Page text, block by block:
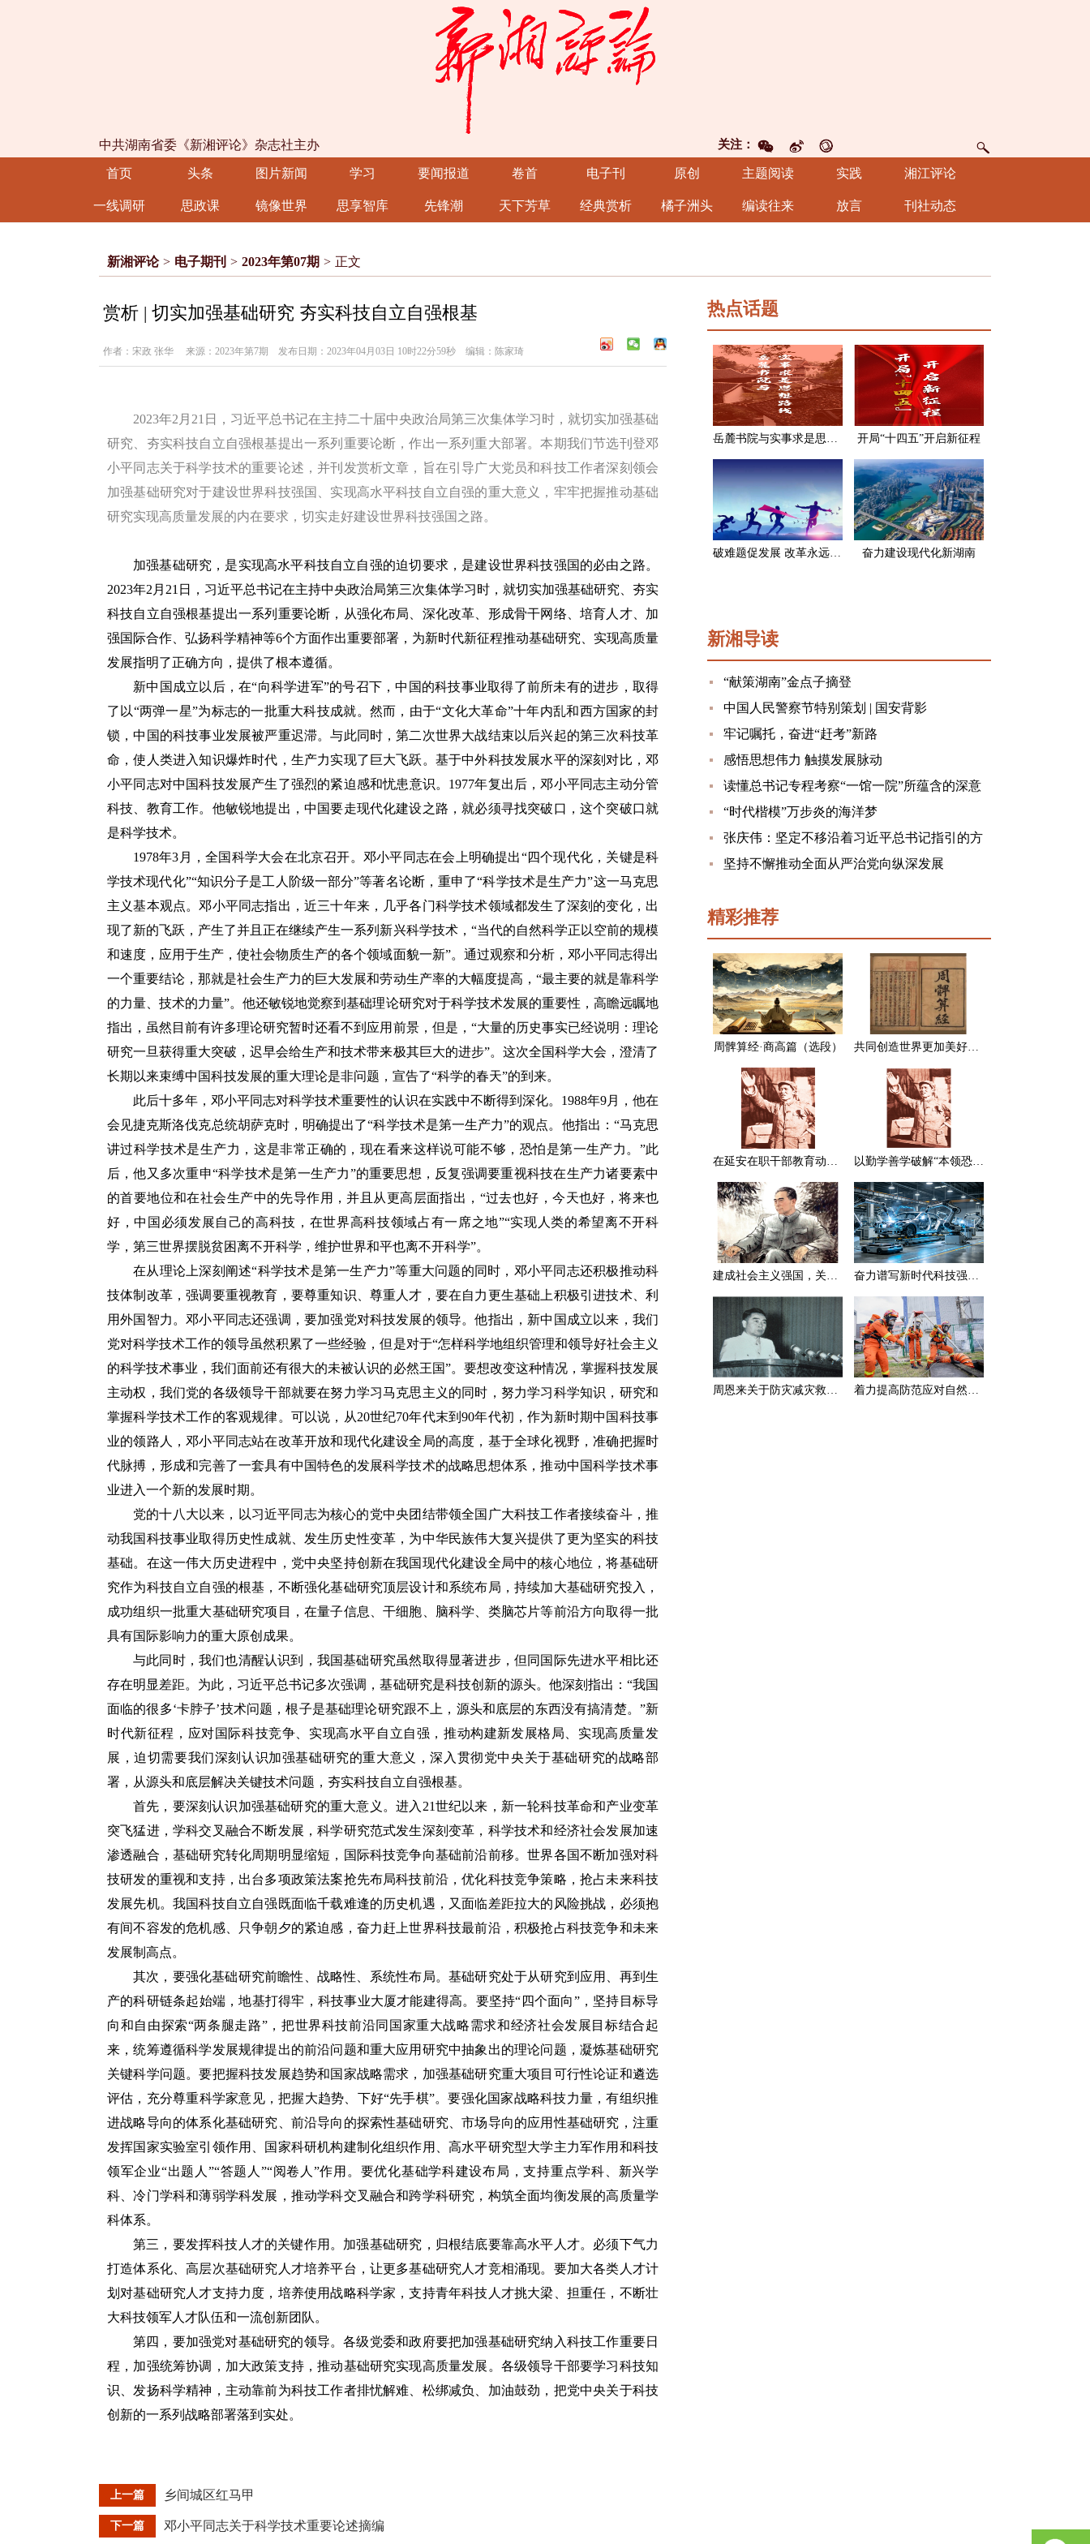
关注：
中共湖南省委《新湘评论》杂志社主办
首页 头条 图片新闻 学习 要闻报道 卷首 电子刊 原创 主题阅读 实践 湘江评论
一线调研 思政课 镜像世界 思享智库 先锋潮 天下芳草 经典赏析 橘子洲头 编读往来 放言 刊社动态
新湘评论 > 电子期刊 > 2023年第07期 > 正文
赏析 | 切实加强基础研究 夯实科技自立自强根基
作者：宋政 张华 来源：2023年第7期 发布日期：2023年04月03日 10时22分59秒 编辑：陈家琦
2023年2月21日，习近平总书记在主持二十届中央政治局第三次集体学习时，就切实加强基础
研究、夯实科技自立自强根基提出一系列重要论断，作出一系列重大部署。本期我们节选刊登邓
小平同志关于科学技术的重要论述，并刊发赏析文章，旨在引导广大党员和科技工作者深刻领会
加强基础研究对于建设世界科技强国、实现高水平科技自立自强的重大意义，牢牢把握推动基础
研究实现高质量发展的内在要求，切实走好建设世界科技强国之路。
加强基础研究，是实现高水平科技自立自强的迫切要求，是建设世界科技强国的必由之路。
2023年2月21日，习近平总书记在主持中央政治局第三次集体学习时，就切实加强基础研究、夯实
科技自立自强根基提出一系列重要论断，从强化布局、深化改革、形成骨干网络、培育人才、加
强国际合作、弘扬科学精神等6个方面作出重要部署，为新时代新征程推动基础研究、实现高质量
发展指明了正确方向，提供了根本遵循。
新中国成立以后，在“向科学进军”的号召下，中国的科技事业取得了前所未有的进步，取得
了以“两弹一星”为标志的一批重大科技成就。然而，由于“文化大革命”十年内乱和西方国家的封
锁，中国的科技事业发展被严重迟滞。与此同时，第二次世界大战结束以后兴起的第三次科技革
命，使人类进入知识爆炸时代，生产力实现了巨大飞跃。基于中外科技发展水平的深刻对比，邓
小平同志对中国科技发展产生了强烈的紧迫感和忧患意识。1977年复出后，邓小平同志主动分管
科技、教育工作。他敏锐地提出，中国要走现代化建设之路，就必须寻找突破口，这个突破口就
是科学技术。
1978年3月，全国科学大会在北京召开。邓小平同志在会上明确提出“四个现代化，关键是科
学技术现代化”“知识分子是工人阶级一部分”等著名论断，重申了“科学技术是生产力”这一马克思
主义基本观点。邓小平同志指出，近三十年来，几乎各门科学技术领域都发生了深刻的变化，出
现了新的飞跃，产生了并且正在继续产生一系列新兴科学技术，“当代的自然科学正以空前的规模
和速度，应用于生产，使社会物质生产的各个领域面貌一新”。通过观察和分析，邓小平同志得出
一个重要结论，那就是社会生产力的巨大发展和劳动生产率的大幅度提高，“最主要的就是靠科学
的力量、技术的力量”。他还敏锐地觉察到基础理论研究对于科学技术发展的重要性，高瞻远瞩地
指出，虽然目前有许多理论研究暂时还看不到应用前景，但是，“大量的历史事实已经说明：理论
研究一旦获得重大突破，迟早会给生产和技术带来极其巨大的进步”。这次全国科学大会，澄清了
长期以来束缚中国科技发展的重大理论是非问题，宣告了“科学的春天”的到来。
此后十多年，邓小平同志对科学技术重要性的认识在实践中不断得到深化。1988年9月，他在
会见捷克斯洛伐克总统胡萨克时，明确提出了“科学技术是第一生产力”的观点。他指出：“马克思
讲过科学技术是生产力，这是非常正确的，现在看来这样说可能不够，恐怕是第一生产力。”此
后，他又多次重申“科学技术是第一生产力”的重要思想，反复强调要重视科技在生产力诸要素中
的首要地位和在社会生产中的先导作用，并且从更高层面指出，“过去也好，今天也好，将来也
好，中国必须发展自己的高科技，在世界高科技领域占有一席之地”“实现人类的希望离不开科
学，第三世界摆脱贫困离不开科学，维护世界和平也离不开科学”。
在从理论上深刻阐述“科学技术是第一生产力”等重大问题的同时，邓小平同志还积极推动科
技体制改革，强调要重视教育，要尊重知识、尊重人才，要在自力更生基础上积极引进技术、利
用外国智力。邓小平同志还强调，要加强党对科技发展的领导。他指出，新中国成立以来，我们
党对科学技术工作的领导虽然积累了一些经验，但是对于“怎样科学地组织管理和领导好社会主义
的科学技术事业，我们面前还有很大的未被认识的必然王国”。要想改变这种情况，掌握科技发展
主动权，我们党的各级领导干部就要在努力学习马克思主义的同时，努力学习科学知识，研究和
掌握科学技术工作的客观规律。可以说，从20世纪70年代末到90年代初，作为新时期中国科技事
业的领路人，邓小平同志站在改革开放和现代化建设全局的高度，基于全球化视野，准确把握时
代脉搏，形成和完善了一套具有中国特色的发展科学技术的战略思想体系，推动中国科学技术事
业进入一个新的发展时期。
党的十八大以来，以习近平同志为核心的党中央团结带领全国广大科技工作者接续奋斗，推
动我国科技事业取得历史性成就、发生历史性变革，为中华民族伟大复兴提供了更为坚实的科技
基础。在这一伟大历史进程中，党中央坚持创新在我国现代化建设全局中的核心地位，将基础研
究作为科技自立自强的根基，不断强化基础研究顶层设计和系统布局，持续加大基础研究投入，
成功组织一批重大基础研究项目，在量子信息、干细胞、脑科学、类脑芯片等前沿方向取得一批
具有国际影响力的重大原创成果。
与此同时，我们也清醒认识到，我国基础研究虽然取得显著进步，但同国际先进水平相比还
存在明显差距。为此，习近平总书记多次强调，基础研究是科技创新的源头。他深刻指出：“我国
面临的很多‘卡脖子’技术问题，根子是基础理论研究跟不上，源头和底层的东西没有搞清楚。”新
时代新征程，应对国际科技竞争、实现高水平自立自强，推动构建新发展格局、实现高质量发
展，迫切需要我们深刻认识加强基础研究的重大意义，深入贯彻党中央关于基础研究的战略部
署，从源头和底层解决关键技术问题，夯实科技自立自强根基。
首先，要深刻认识加强基础研究的重大意义。进入21世纪以来，新一轮科技革命和产业变革
突飞猛进，学科交叉融合不断发展，科学研究范式发生深刻变革，科学技术和经济社会发展加速
渗透融合，基础研究转化周期明显缩短，国际科技竞争向基础前沿前移。世界各国不断加强对科
技研发的重视和支持，出台多项政策法案抢先布局科技前沿，优化科技竞争策略，抢占未来科技
发展先机。我国科技自立自强既面临千载难逢的历史机遇，又面临差距拉大的风险挑战，必须抱
有间不容发的危机感、只争朝夕的紧迫感，奋力赶上世界科技最前沿，积极抢占科技竞争和未来
发展制高点。
其次，要强化基础研究前瞻性、战略性、系统性布局。基础研究处于从研究到应用、再到生
产的科研链条起始端，地基打得牢，科技事业大厦才能建得高。要坚持“四个面向”，坚持目标导
向和自由探索“两条腿走路”，把世界科技前沿同国家重大战略需求和经济社会发展目标结合起
来，统筹遵循科学发展规律提出的前沿问题和重大应用研究中抽象出的理论问题，凝炼基础研究
关键科学问题。要把握科技发展趋势和国家战略需求，加强基础研究重大项目可行性论证和遴选
评估，充分尊重科学家意见，把握大趋势、下好“先手棋”。要强化国家战略科技力量，有组织推
进战略导向的体系化基础研究、前沿导向的探索性基础研究、市场导向的应用性基础研究，注重
发挥国家实验室引领作用、国家科研机构建制化组织作用、高水平研究型大学主力军作用和科技
领军企业“出题人”“答题人”“阅卷人”作用。要优化基础学科建设布局，支持重点学科、新兴学
科、冷门学科和薄弱学科发展，推动学科交叉融合和跨学科研究，构筑全面均衡发展的高质量学
科体系。
第三，要发挥科技人才的关键作用。加强基础研究，归根结底要靠高水平人才。必须下气力
打造体系化、高层次基础研究人才培养平台，让更多基础研究人才竞相涌现。要加大各类人才计
划对基础研究人才支持力度，培养使用战略科学家，支持青年科技人才挑大梁、担重任，不断壮
大科技领军人才队伍和一流创新团队。
第四，要加强党对基础研究的领导。各级党委和政府要把加强基础研究纳入科技工作重要日
程，加强统筹协调，加大政策支持，推动基础研究实现高质量发展。各级领导干部要学习科技知
识、发扬科学精神，主动靠前为科技工作者排忧解难、松绑减负、加油鼓劲，把党中央关于科技
创新的一系列战略部署落到实处。
上一篇 乡间城区红马甲
下一篇 邓小平同志关于科学技术重要论述摘编
热点话题
岳麓书院与实事求是思想路线 开局“十四五”开启新征程
破难题促发展 改革永远在路上 奋力建设现代化新湖南
新湘导读
“献策湖南”金点子摘登
中国人民警察节特别策划 | 国安背影
牢记嘱托，奋进“赶考”新路
感悟思想伟力 触摸发展脉动
读懂总书记专程考察“一馆一院”所蕴含的深意
“时代楷模”万步炎的海洋梦
张庆伟：坚定不移沿着习近平总书记指引的方
向前进 凝心聚力奋进新征程建功新时代谱写新
坚持不懈推动全面从严治党向纵深发展
精彩推荐
周髀算经·商高篇（选段） 共同创造世界更加美好的未来
在延安在职干部教育动员大会上的讲话（节选） 以勤学善学破解“本领恐慌”
建成社会主义强国，关键在于实现科学技术现代化 奋力谱写新时代科技强国新篇章
周恩来关于防灾减灾救灾的一组论述 着力提高防范应对自然灾害能力